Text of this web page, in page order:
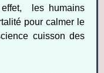
effet, les humains
pour calmer le
cuisson des